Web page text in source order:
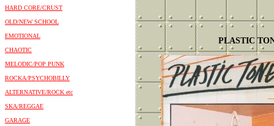
HARD CORE/CRUST
OLD/NEW SCHOOL
EMOTIONAL
CHAOTIC
MELODIC/POP PUNK
ROCKA/PSYCHOBILLY
ALTERNATIVE/ROCK etc
SKA/REGGAE
GARAGE
PLASTIC